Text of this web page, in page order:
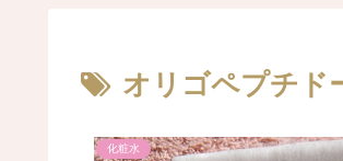
オリゴペプチド
化粧水